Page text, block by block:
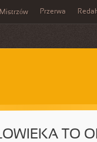
Mistrzów Przerwa
TO